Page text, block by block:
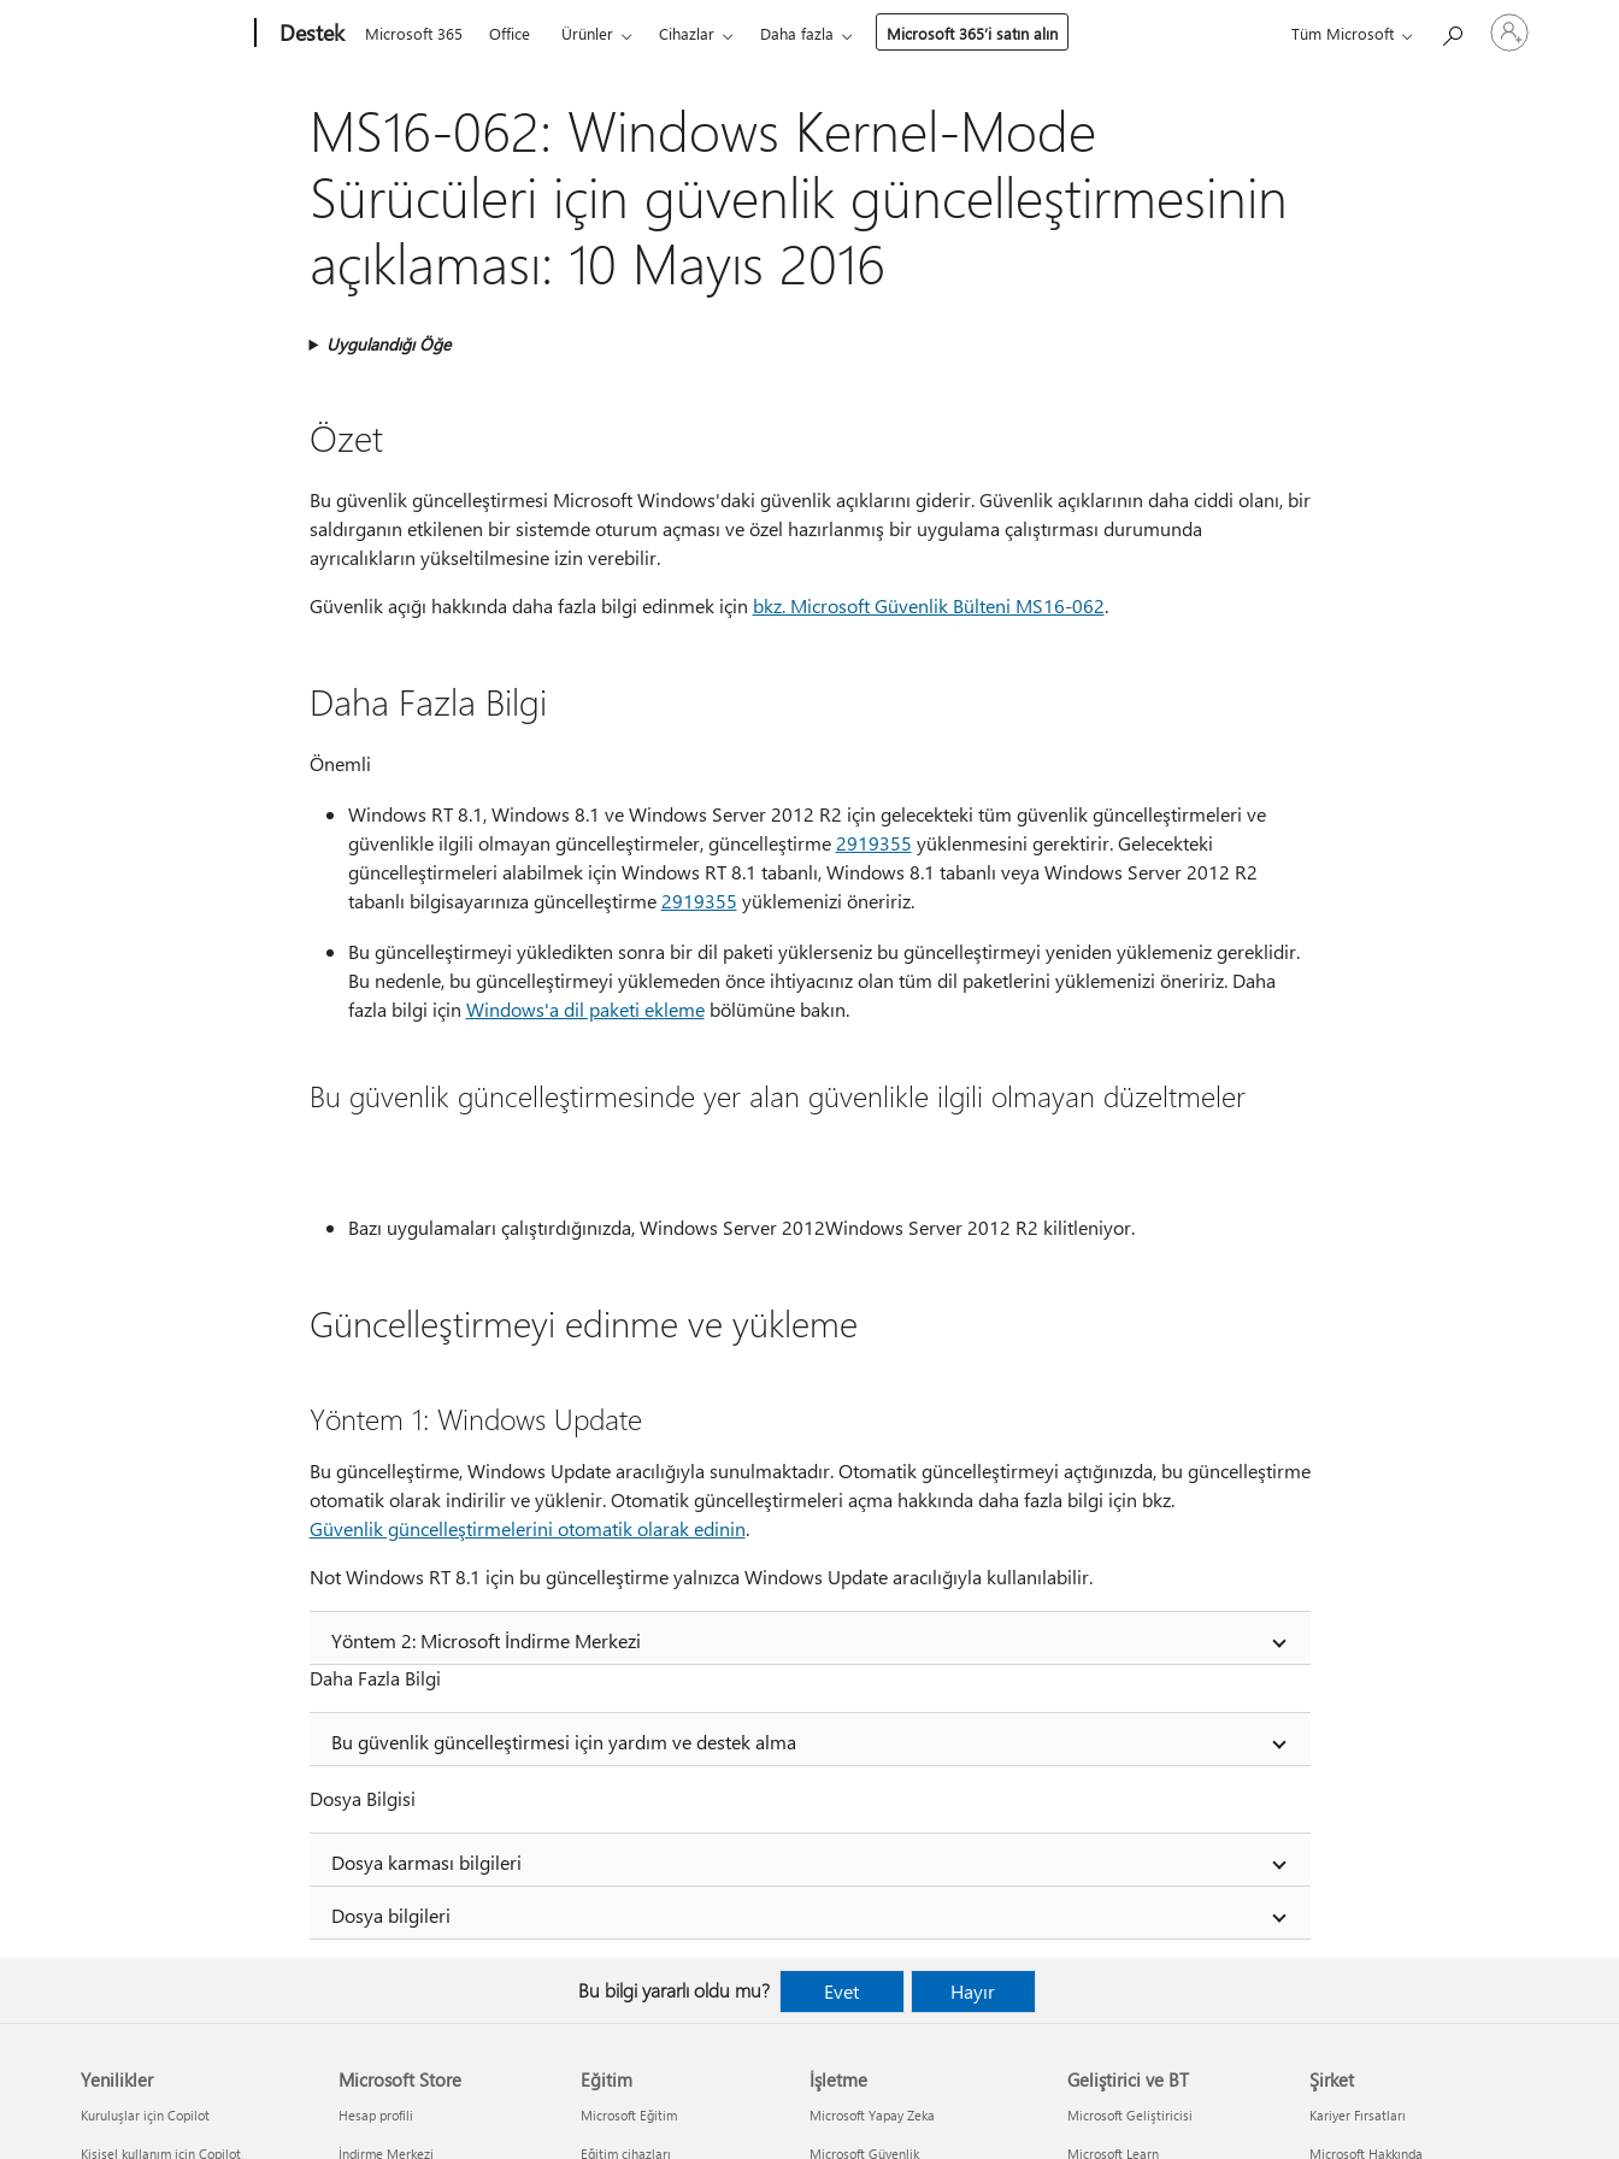
Destek Microsoft 365 Office Ürünler Cihazlar Daha fazla Microsoft 365’i satın alın Tüm Microsoft
Hesabınızda
oturum
açın
MS16-062: Windows Kernel-Mode
Sürücüleri için güvenlik güncelleştirmesinin
açıklaması: 10 Mayıs 2016
Uygulandığı Öğe
Özet
Bu güvenlik güncelleştirmesi Microsoft Windows'daki güvenlik açıklarını giderir. Güvenlik açıklarının daha ciddi olanı, bir
saldırganın etkilenen bir sistemde oturum açması ve özel hazırlanmış bir uygulama çalıştırması durumunda
ayrıcalıkların yükseltilmesine izin verebilir.
Güvenlik açığı hakkında daha fazla bilgi edinmek için bkz. Microsoft Güvenlik Bülteni MS16-062.
Daha Fazla Bilgi
Önemli
Windows RT 8.1, Windows 8.1 ve Windows Server 2012 R2 için gelecekteki tüm güvenlik güncelleştirmeleri ve
güvenlikle ilgili olmayan güncelleştirmeler, güncelleştirme 2919355 yüklenmesini gerektirir. Gelecekteki
güncelleştirmeleri alabilmek için Windows RT 8.1 tabanlı, Windows 8.1 tabanlı veya Windows Server 2012 R2
tabanlı bilgisayarınıza güncelleştirme 2919355 yüklemenizi öneririz.
Bu güncelleştirmeyi yükledikten sonra bir dil paketi yüklerseniz bu güncelleştirmeyi yeniden yüklemeniz gereklidir.
Bu nedenle, bu güncelleştirmeyi yüklemeden önce ihtiyacınız olan tüm dil paketlerini yüklemenizi öneririz. Daha
fazla bilgi için Windows'a dil paketi eklemebölümüne bakın.
Bu güvenlik güncelleştirmesinde yer alan güvenlikle ilgili olmayan düzeltmeler
Bazı uygulamaları çalıştırdığınızda, Windows Server 2012Windows Server 2012 R2 kilitleniyor.
Güncelleştirmeyi edinme ve yükleme
Yöntem 1: Windows Update
Bu güncelleştirme, Windows Update aracılığıyla sunulmaktadır. Otomatik güncelleştirmeyi açtığınızda, bu güncelleştirme
otomatik olarak indirilir ve yüklenir. Otomatik güncelleştirmeleri açma hakkında daha fazla bilgi için bkz.
Güvenlik güncelleştirmelerini otomatik olarak edinin.
Not Windows RT 8.1 için bu güncelleştirme yalnızca Windows Update aracılığıyla kullanılabilir.
Yöntem 2: Microsoft İndirme Merkezi
Daha Fazla Bilgi
Bu güvenlik güncelleştirmesi için yardım ve destek alma
Dosya Bilgisi
Dosya karması bilgileri
Dosya bilgileri
Bu bilgi yararlı oldu mu? Evet Hayır
Yenilikler
Kuruluşlar için Copilot
Kişisel kullanım için Copilot
Microsoft Store
Hesap profili
İndirme Merkezi
Eğitim
Microsoft Eğitim
Eğitim cihazları
İşletme
Microsoft Yapay Zeka
Microsoft Güvenlik
Geliştirici ve BT
Microsoft Geliştiricisi
Microsoft Learn
Şirket
Kariyer Fırsatları
Microsoft Hakkında